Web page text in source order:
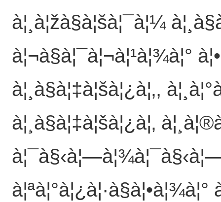
à¦¸à¦žà§à¦šà¦¯à¦¼
à¦¬à§à¦¯à¦¬à¦¹à¦¾à¦°
à¦¸à§à¦‡à¦šà¦¿à¦‚,
à¦¸à§à¦‡à¦šà¦¿à¦‚
à¦¯à§‹à¦—à¦¾à¦¯à§‹à¦—